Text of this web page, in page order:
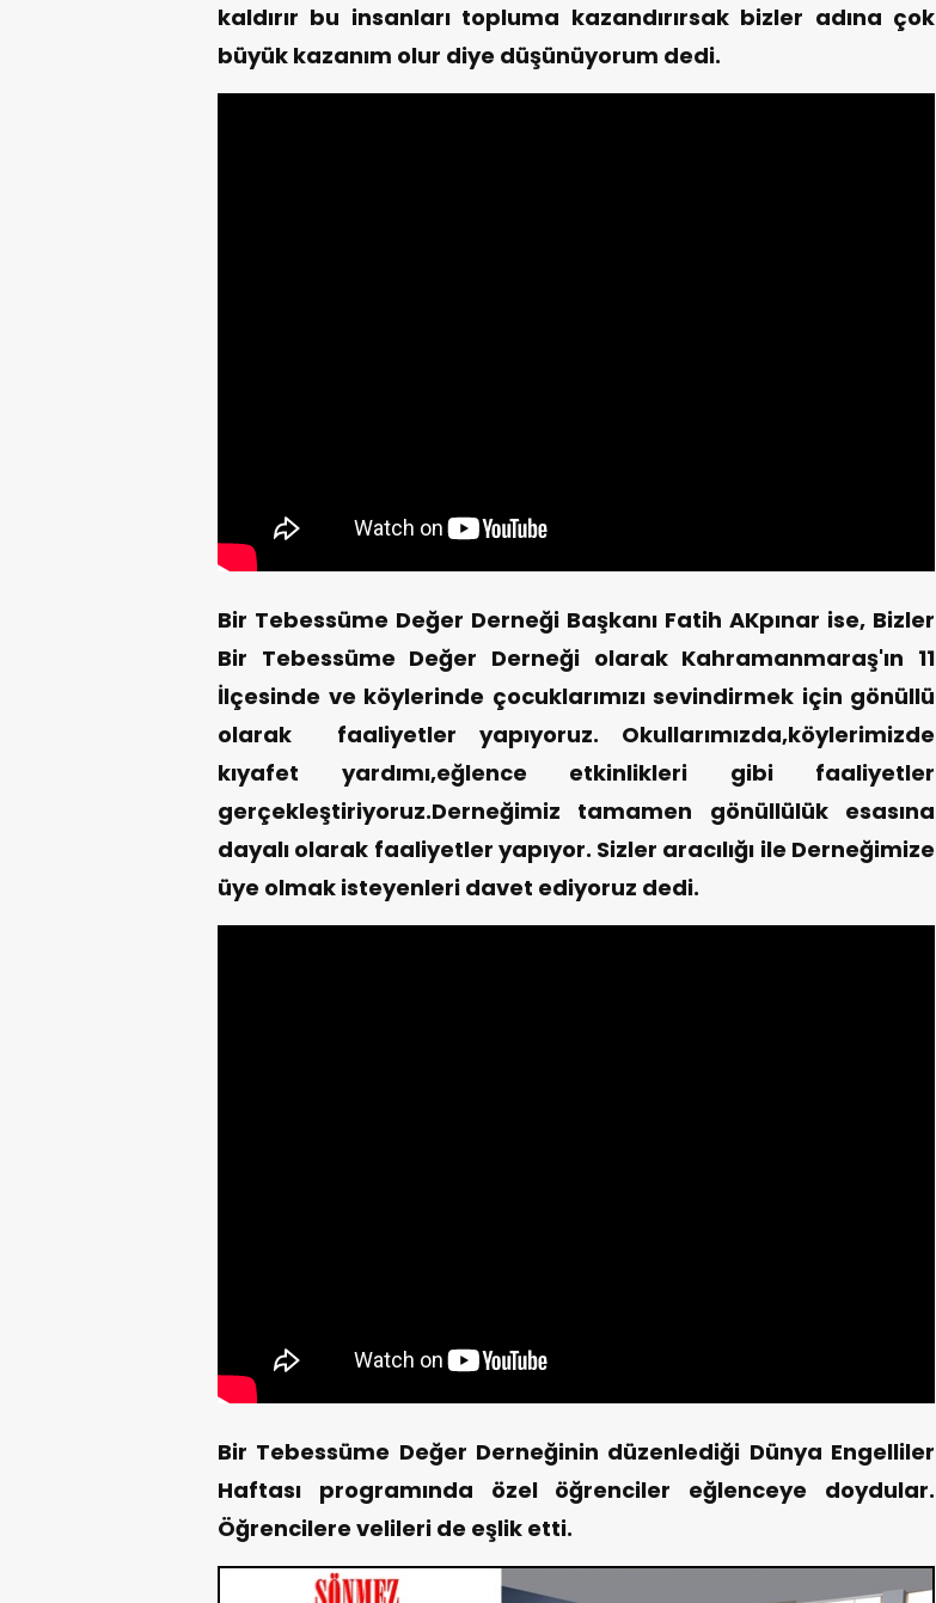
kaldırır bu insanları topluma kazandırırsak bizler adına çok
büyük kazanım olur diye düşünüyorum dedi.
Bir Tebessüme Değer Derneği Başkanı Fatih AKpınar ise, Bizler
Bir Tebessüme Değer Derneği olarak Kahramanmaraş'ın 11
İlçesinde ve köylerinde çocuklarımızı sevindirmek için gönüllü
olarak faaliyetler yapıyoruz. Okullarımızda,köylerimizde
kıyafet yardımı,eğlence etkinlikleri gibi faaliyetler
gerçekleştiriyoruz.Derneğimiz tamamen gönüllülük esasına
dayalı olarak faaliyetler yapıyor. Sizler aracılığı ile Derneğimize
üye olmak isteyenleri davet ediyoruz dedi.
Bir Tebessüme Değer Derneğinin düzenlediği Dünya Engelliler
Haftası programında özel öğrenciler eğlenceye doydular.
Öğrencilere velileri de eşlik etti.